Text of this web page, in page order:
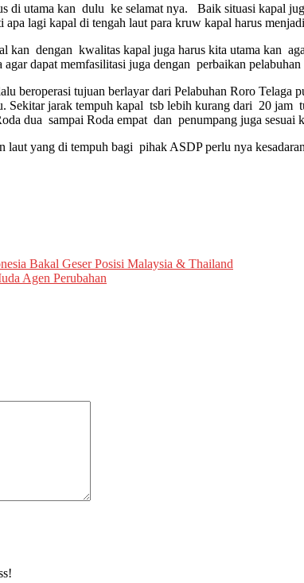
di utama kan dulu ke selamat nya. Baik situasi kapal
lagi kapal di tengah laut para kruw kapal harus
kan dengan kwalitas kapal juga harus kita utama kan
dapat memfasilitasi juga dengan perbaikan
beroperasi tujuan berlayar dari Pelabuhan Roro Telaga
Sekitar jarak tempuh kapal tsb lebih kurang dari 20
dua sampai Roda empat dan penumpang juga sesuai
laut yang di tempuh bagi pihak ASDP perlu nya
Bakal Geser Posisi Malaysia & Thailand
Agen Perubahan